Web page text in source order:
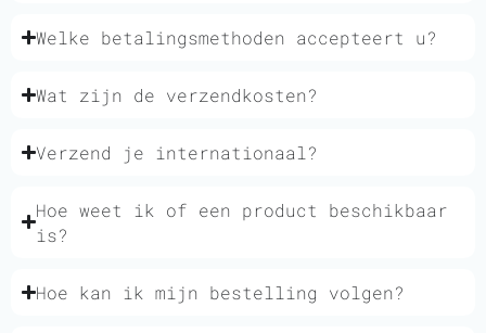
Welke betalingsmethoden accepteert u?
Wat zijn de verzendkosten?
Verzend je internationaal?
Hoe weet ik of een product beschikbaar
is?
Hoe kan ik mijn bestelling volgen?